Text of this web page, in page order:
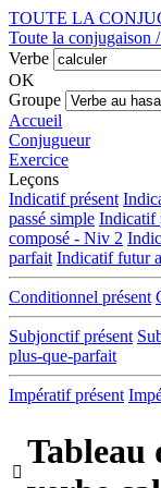
TOUTE LA
Toute la conjugaison
Verbe
OK
Groupe
Accueil
Conjugueur
Exercice
Leçons
Indicatif présent
passé simple Indicatif
composé - Niv 2
parfait Indicatif futur
Conditionnel présent
Subjonctif présent
plus-que-parfait
Impératif présent

Tableau